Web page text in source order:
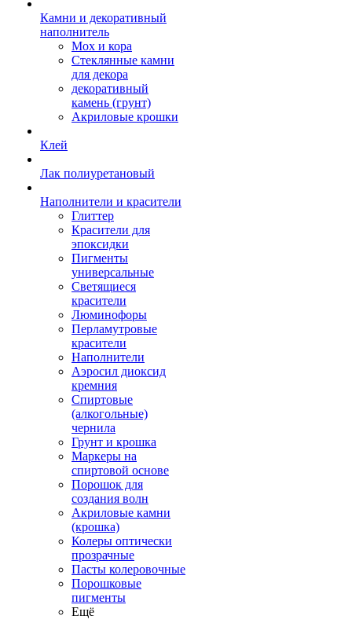
Камни и декоративный
наполнитель
Мох и кора
Стеклянные камни
для декора
декоративный
камень (грунт)
Акриловые крошки
Клей
Лак полиуретановый
Наполнители и красители
Глиттер
Красители для
эпоксидки
Пигменты
универсальные
Светящиеся
красители
Люминофоры
Перламутровые
красители
Наполнители
Аэросил диоксид
кремния
Спиртовые
(алкогольные)
чернила
Грунт и крошка
Маркеры на
спиртовой основе
Порошок для
создания волн
Акриловые камни
(крошка)
Колеры оптически
прозрачные
Пасты колеровочные
Порошковые
пигменты
Ещё